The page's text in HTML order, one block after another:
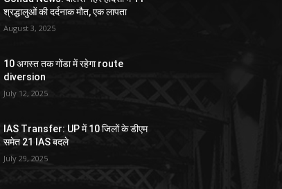
श्रद्धालुओं की दर्दनाक मौत, एक लापता
August 3, 2025
10 अगस्त तक गोंडा में रहेगा route
diversion
July 12, 2025
IAS Transfer: UP में 10 जिलों के डीएम
समेत 21 IAS बदले
July 29, 2025